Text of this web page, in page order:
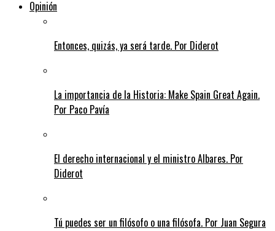
Opinión
Entonces, quizás, ya será tarde. Por Diderot
La importancia de la Historia: Make Spain Great Again.
Por Paco Pavía
El derecho internacional y el ministro Albares. Por
Diderot
Tú puedes ser un filósofo o una filósofa. Por Juan Segura